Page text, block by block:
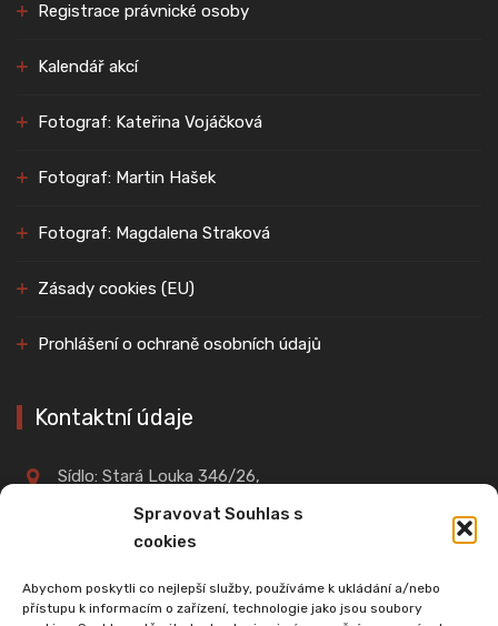
Spravovat Souhlas s
cookies
Abychom poskytli co nejlepší služby, používáme k ukládání a/nebo
přístupu k informacím o zařízení, technologie jako jsou soubory
Registrace právnické osoby
Kalendář akcí
Fotograf: Kateřina Vojáčková
Fotograf: Martin Hašek
Fotograf: Magdalena Straková
Zásady cookies (EU)
Prohlášení o ochraně osobních údajů
Kontaktní údaje
Sídlo: Stará Louka 346/26,
360 01, Karlovy Vary